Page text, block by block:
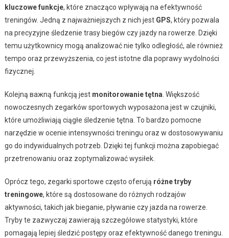
kluczowe funkcje, które znacząco wpływają na efektywność
treningów. Jedną z najważniejszych z nich jest GPS, który pozwala
na precyzyjne śledzenie trasy biegów czy jazdy na rowerze. Dzięki
temu użytkownicy mogą analizować nie tylko odległość, ale również
tempo oraz przewyższenia, co jest istotne dla poprawy wydolności
fizycznej.
Kolejną важną funkcją jest monitorowanie tętna . Większość
nowoczesnych zegarków sportowych wyposażona jest w czujniki,
które umożliwiają ciągłe śledzenie tętna. To bardzo pomocne
narzędzie w ocenie intensywności treningu oraz w dostosowywaniu
go do indywidualnych potrzeb. Dzięki tej funkcji można zapobiegać
przetrenowaniu oraz zoptymalizować wysiłek.
Oprócz tego, zegarki sportowe często oferują różne tryby
treningowe, które są dostosowane do różnych rodzajów
aktywności, takich jak bieganie, pływanie czy jazda na rowerze.
Tryby te zazwyczaj zawierają szczegółowe statystyki, które
pomagają lepiej śledzić postępy oraz efektywność danego treningu.